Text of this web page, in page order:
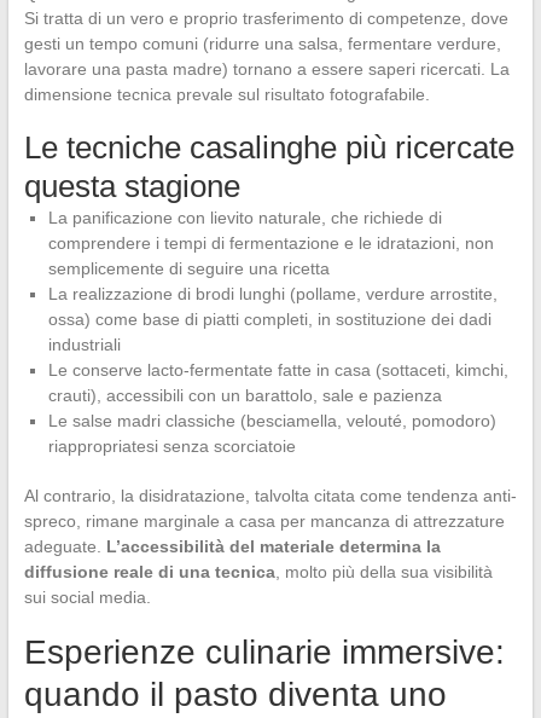
Si tratta di un vero e proprio trasferimento di competenze, dove
gesti un tempo comuni (ridurre una salsa, fermentare verdure,
lavorare una pasta madre) tornano a essere saperi ricercati. La
dimensione tecnica prevale sul risultato fotografabile.
Le tecniche casalinghe più ricercate
questa stagione
La panificazione con lievito naturale, che richiede di
comprendere i tempi di fermentazione e le idratazioni, non
semplicemente di seguire una ricetta
La realizzazione di brodi lunghi (pollame, verdure arrostite,
ossa) come base di piatti completi, in sostituzione dei dadi
industriali
Le conserve lacto-fermentate fatte in casa (sottaceti, kimchi,
crauti), accessibili con un barattolo, sale e pazienza
Le salse madri classiche (besciamella, velouté, pomodoro)
riappropriatesi senza scorciatoie
Al contrario, la disidratazione, talvolta citata come tendenza anti-
spreco, rimane marginale a casa per mancanza di attrezzature
adeguate. L’accessibilità del materiale determina la
diffusione reale di una tecnica, molto più della sua visibilità
sui social media.
Esperienze culinarie immersive:
quando il pasto diventa uno